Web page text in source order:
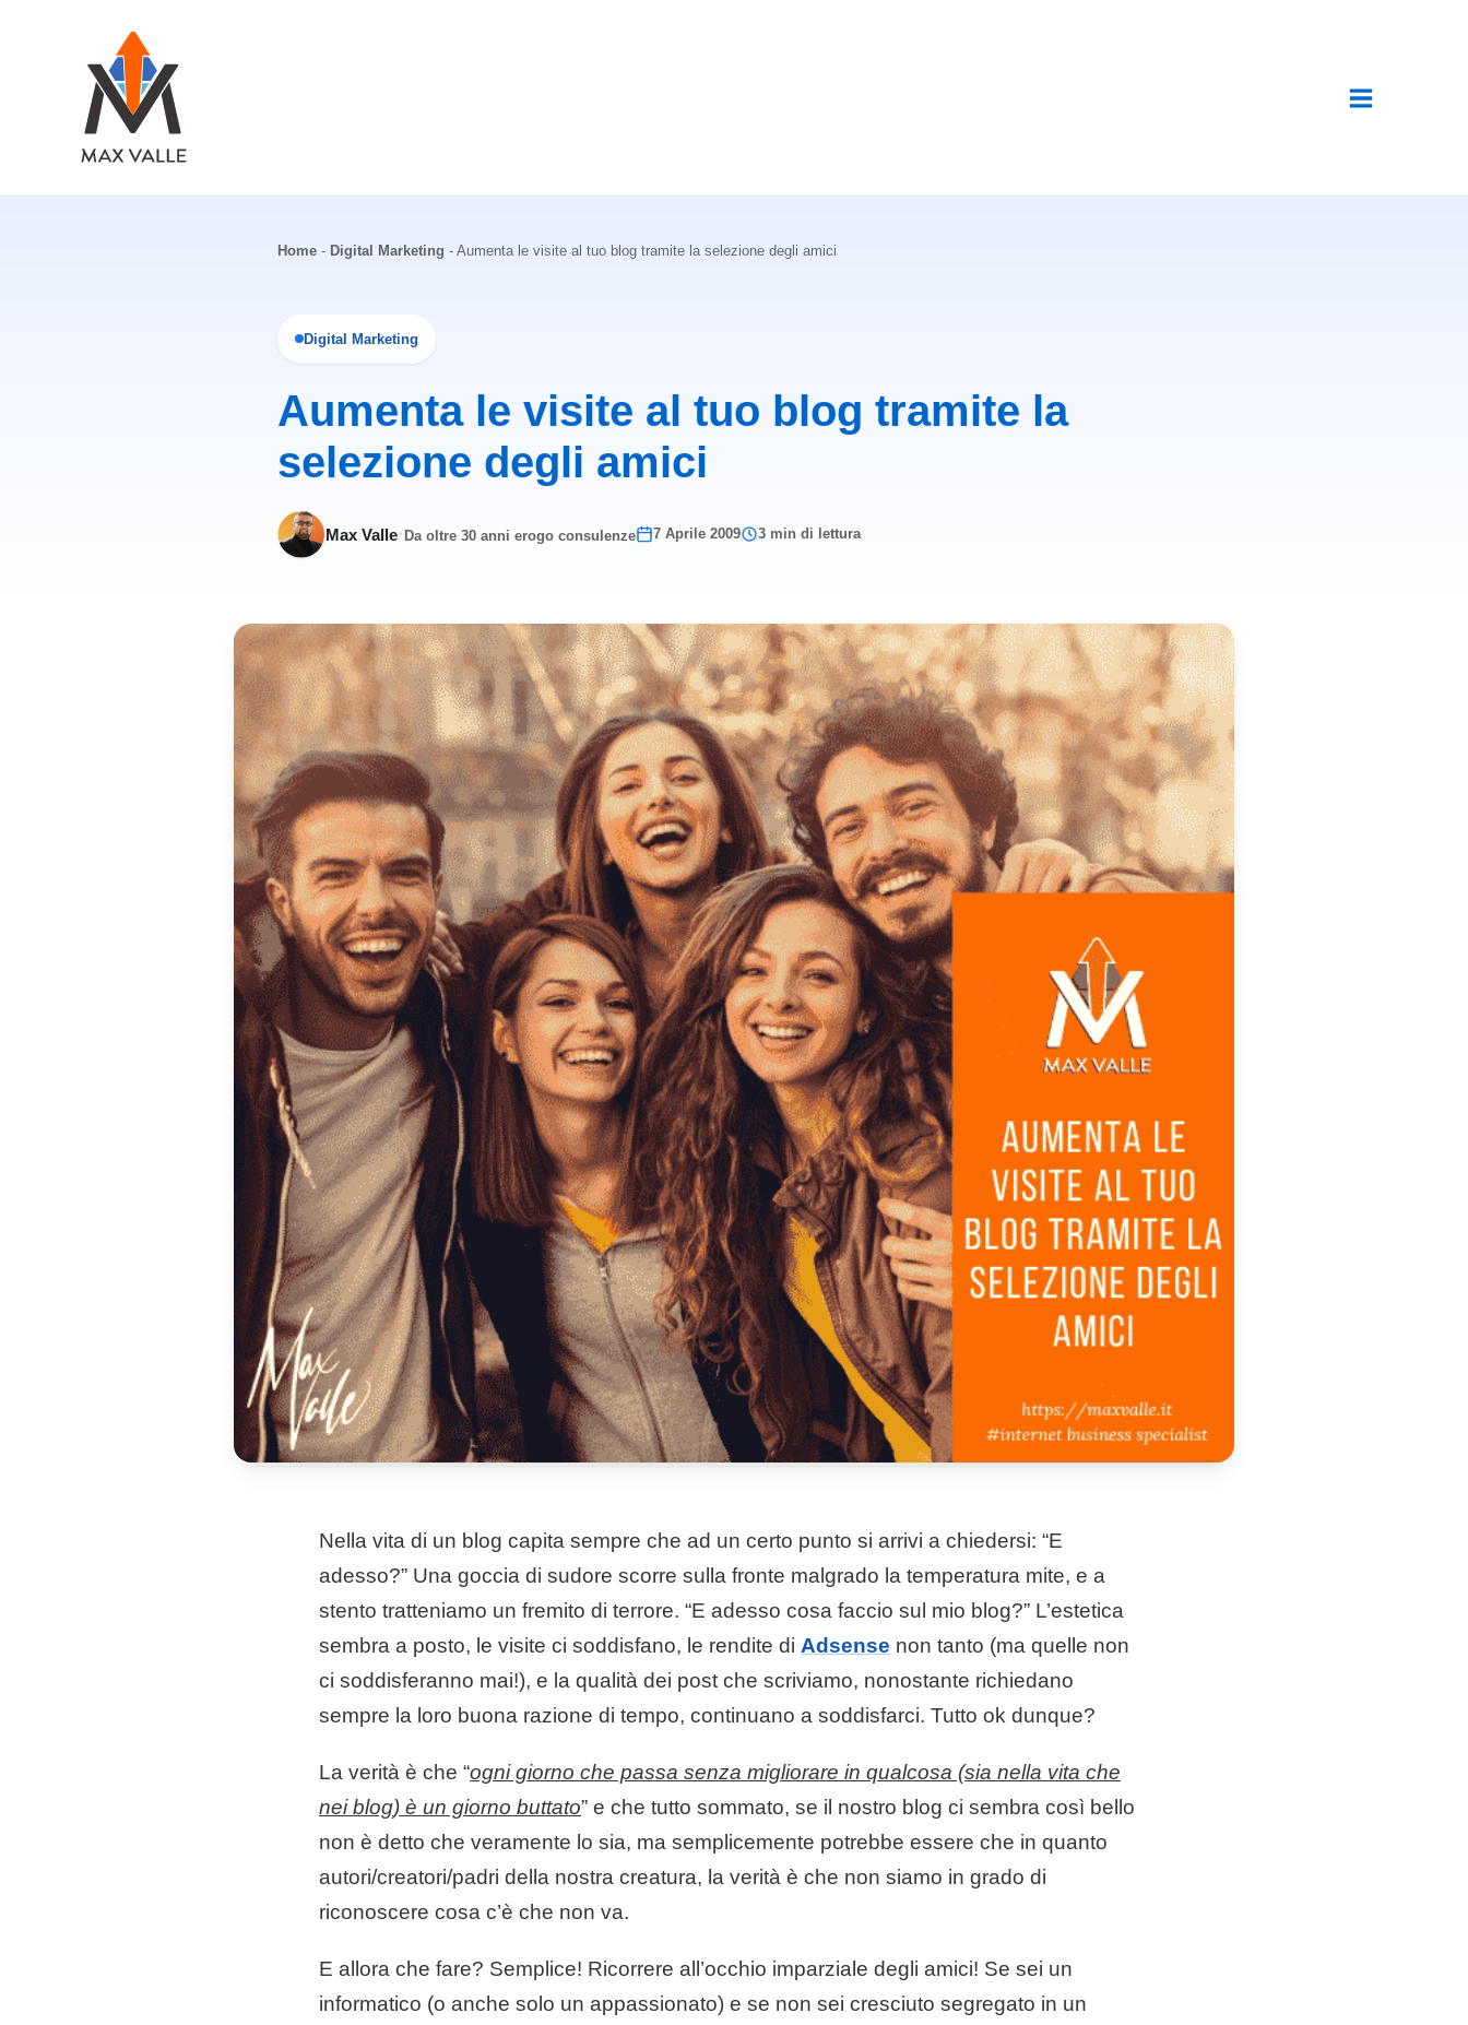
contenuto
Home - Digital Marketing - Aumenta le visite al tuo blog tramite la selezione degli amici
Digital Marketing
Aumenta le visite al tuo blog tramite la
selezione degli amici
Max Valle· Da oltre 30 anni erogo consulenze 7 Aprile 2009 3 min di lettura
Nella vita di un blog capita sempre che ad un certo punto si arrivi a chiedersi: “E
adesso?” Una goccia di sudore scorre sulla fronte malgrado la temperatura mite, e a
stento tratteniamo un fremito di terrore. “E adesso cosa faccio sul mio blog?” L’estetica
sembra a posto, le visite ci soddisfano, le rendite di Adsense non tanto (ma quelle non
ci soddisferanno mai!), e la qualità dei post che scriviamo, nonostante richiedano
sempre la loro buona razione di tempo, continuano a soddisfarci. Tutto ok dunque?
La verità è che “ogni giorno che passa senza migliorare in qualcosa (sia nella vita che
neiblog) è un giorno buttato” e che tutto sommato, se il nostro blog ci sembra così bello
non è detto che veramente lo sia, ma semplicemente potrebbe essere che in quanto
autori/creatori/padri della nostra creatura, la verità è che non siamo in grado di
riconoscere cosa c’è che non va.
E allora che fare? Semplice! Ricorrere all’occhio imparziale degli amici! Se sei un
informatico (o anche solo un appassionato) e se non sei cresciuto segregato in un